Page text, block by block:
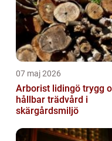
07 maj 2026
Arborist lidingö trygg och
hållbar trädvård i
skärgårdsmiljö